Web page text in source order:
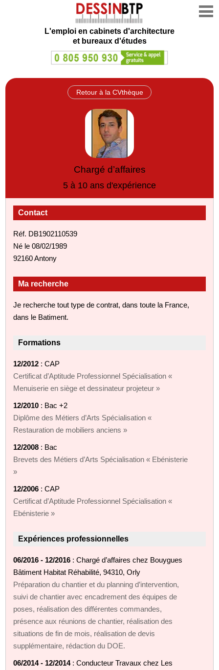
L'emploi en cabinets d'architecture
et bureaux d'études
Retour à la CVthèque
Chargé d’affaires
5 à 10 ans d'expérience
Contact
Réf. DB1902110539
Né le 08/02/1989
92160 Antony
Ma recherche
Je recherche tout type de contrat, dans toute la France,
dans le Batiment.
Formations
12/2012 : CAP
Certificat d’Aptitude Professionnel Spécialisation «
Menuiserie en siège et dessinateur projeteur »
12/2010 : Bac +2
Diplôme des Métiers d’Arts Spécialisation «
Restauration de mobiliers anciens »
12/2008 : Bac
Brevets des Métiers d’Arts Spécialisation « Ebénisterie
»
12/2006 : CAP
Certificat d’Aptitude Professionnel Spécialisation «
Ebénisterie »
Expériences professionnelles
06/2016 - 12/2016 : Chargé d’affaires chez Bouygues
Bâtiment Habitat Réhabilité, 94310, Orly
Préparation du chantier et du planning d’intervention,
suivi de chantier avec encadrement des équipes de
poses, réalisation des différentes commandes,
présence aux réunions de chantier, réalisation des
situations de fin de mois, réalisation de devis
supplémentaire, rédaction du DOE.
06/2014 - 12/2014: Conducteur Travaux chez Les